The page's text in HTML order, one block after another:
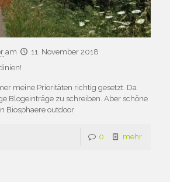
am
11. November 2018
meine Prioritäten richtig gesetzt. Da
Blogeinträge zu schreiben. Aber schöne
Biosphaere outdoor
0 mehr